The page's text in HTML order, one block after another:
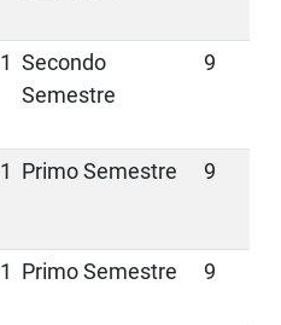
1 Secondo
Semestre
9
1 Primo Semestre 9
1 Primo Semestre 9